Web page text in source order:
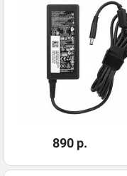
890 р.